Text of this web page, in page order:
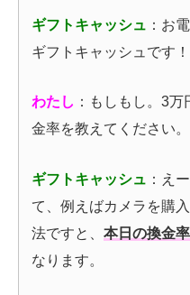
ギフトキャッシュ ：お
ギフトキャッシュです！
わたし ：もしもし。3
金率を教えてください。
ギフトキャッシュ ：え
て、例えばカメラを購
法ですと、 本日の換金
なります。